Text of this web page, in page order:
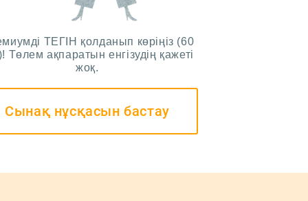
ТЕГІН қолданып көріңіз (60
Төлем ақпаратын енгізудің қажеті
жоқ.
Cынақ нұсқасын бастау